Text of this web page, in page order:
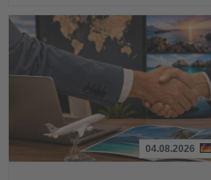
04.08.2026